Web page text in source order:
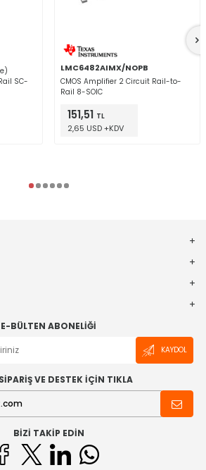
SC-
LMC6482AIMX/NOPB
CMOS Amplifier 2 Circuit Rail-to-
Rail 8-SOIC
151,51 TL
2,65 USD +KDV
E-BÜLTEN ABONELIĞI
KAYDOL
VE DESTEK İÇİN TIKLA
BIZI TAKIP EDIN